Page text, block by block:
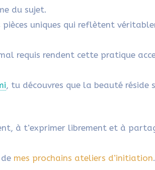
du sujet.
pièces uniques qui reflètent
requis rendent cette pratique
, tu découvres que la beauté réside
à t’exprimer librement et à
mes prochains ateliers d’initiation.